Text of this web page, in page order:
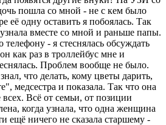
пошла со мной - не с кем было
её одну оставить я побоялась. Так
вместе со мной и раньше папы.
телефону - я стеснялась обсуждать
как раз в троллейбус мне и
Проблем вообще не было.
что делать, кому цветы дарить,
медсестра и показала. Так что она
Всё от семьи, от позиции
когда узнала, что одна женщина
ещё ничего не сказала старшему -